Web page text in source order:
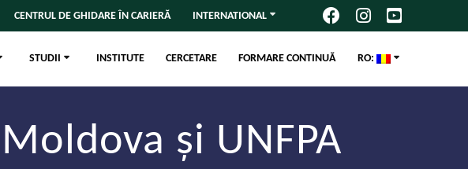
CENTRUL DE GHIDARE ÎN CARIERĂ INTERNATIONAL
STUDII INSTITUTE CERCETARE FORMARE CONTINUĂ RO:
și UNFPA